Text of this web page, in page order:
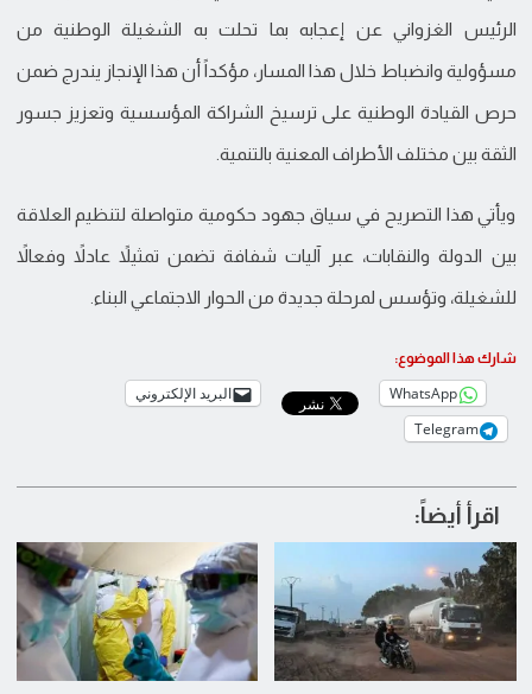
الرئيس الغزواني عن إعجابه بما تحلت به الشغيلة الوطنية من
مسؤولية وانضباط خلال هذا المسار، مؤكداً أن هذا الإنجاز يندرج ضمن
حرص القيادة الوطنية على ترسيخ الشراكة المؤسسية وتعزيز جسور
الثقة بين مختلف الأطراف المعنية بالتنمية.
ويأتي هذا التصريح في سياق جهود حكومية متواصلة لتنظيم العلاقة
بين الدولة والنقابات، عبر آليات شفافة تضمن تمثيلاً عادلاً وفعالاً
للشغيلة، وتؤسس لمرحلة جديدة من الحوار الاجتماعي البناء.
شارك هذا الموضوع:
WhatsApp
البريد الإلكتروني
Telegram
اقرأ أيضاً: